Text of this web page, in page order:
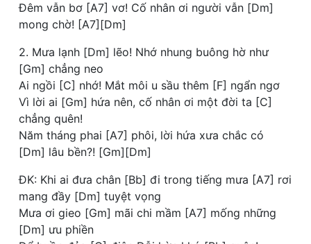
Đêm vẫn bơ [A7] vơ! Cố nhân ơi người vẫn [Dm]
mong chờ! [A7][Dm]
2. Mưa lạnh [Dm] lẽo! Nhớ nhung buông hờ như
[Gm] chẳng neo
Ai ngồi [C] nhớ! Mắt môi u sầu thêm [F] ngẩn ngơ
Vì lời ai [Gm] hứa nên, cố nhân ơi một đời ta [C]
chẳng quên!
Năm tháng phai [A7] phôi, lời hứa xưa chắc có
[Dm] lâu bền?! [Gm][Dm]
ĐK: Khi ai đưa chân [Bb] đi trong tiếng mưa [A7] rơi
mang đầy [Dm] tuyệt vọng
Mưa ơi gieo [Gm] mãi chi mầm [A7] mống những
[Dm] ưu phiền